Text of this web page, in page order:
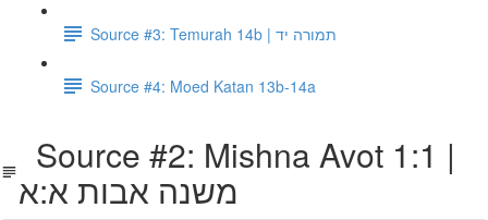
Source #3: Temurah 14b | תמורה יד
Source #4: Moed Katan 13b-14a
Source #2: Mishna Avot 1:1 |
משנה אבות א:א